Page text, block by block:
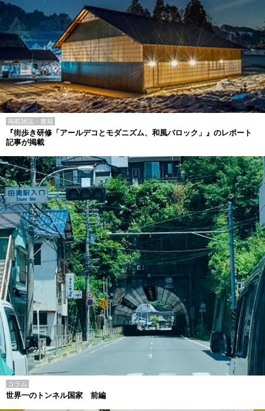
掲載雑誌・書籍
『街歩き研修「アールデコとモダニズム、和風バロック」』のレポート
記事が掲載
コラム
世界一のトンネル国家 前編